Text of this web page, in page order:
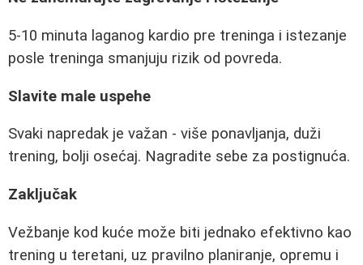
5-10 minuta laganog kardio pre treninga i istezanje
posle treninga smanjuju rizik od povreda.
Slavite male uspehe
Svaki napredak je važan - više ponavljanja, duži
trening, bolji osećaj. Nagradite sebe za postignuća.
Zaključak
Vežbanje kod kuće može biti jednako efektivno kao
trening u teretani, uz pravilno planiranje, opremu i